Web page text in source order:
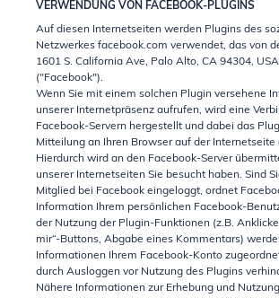
VERWENDUNG VON FACEBOOK-PLUGINS
Auf diesen Internetseiten werden Plugins des
Netzwerkes facebook.com verwendet, das von
1601 S. California Ave, Palo Alto, CA 94304,
("Facebook").
Wenn Sie mit einem solchen Plugin versehene
unserer Internetpräsenz aufrufen, wird eine
Facebook-Servern hergestellt und dabei das
Mitteilung an Ihren Browser auf der Internetseite
Hierdurch wird an den Facebook-Server
unserer Internetseiten Sie besucht haben. Sind
Mitglied bei Facebook eingeloggt, ordnet
Information Ihrem persönlichen Facebook-
der Nutzung der Plugin-Funktionen (z.B.
mir“-Buttons, Abgabe eines Kommentars)
Informationen Ihrem Facebook-Konto
durch Ausloggen vor Nutzung des Plugins
Nähere Informationen zur Erhebung und